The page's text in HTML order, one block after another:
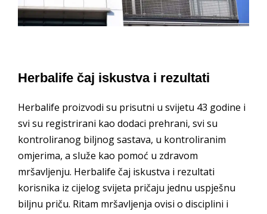
Herbalife čaj iskustva i rezultati
Herbalife proizvodi su prisutni u svijetu 43 godine i
svi su registrirani kao dodaci prehrani, svi su
kontroliranog biljnog sastava, u kontroliranim
omjerima, a služe kao pomoć u zdravom
mršavljenju. Herbalife čaj iskustva i rezultati
korisnika iz cijelog svijeta pričaju jednu uspješnu
biljnu priču. Ritam mršavljenja ovisi o disciplini i